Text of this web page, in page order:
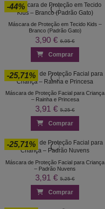
-44%
Máscara de Proteção em Tecido Kids –
Branco (Padrão Gato)
3,90 € 6,95 €
Comprar
-25,71%
Máscara de Proteção Facial para Criança
– Rainha e Princesa
3,91 € 5,25 €
Comprar
-25,71%
Máscara de Proteção Facial para Criança
– Padrão Nuvens
3,91 € 5,25 €
Comprar